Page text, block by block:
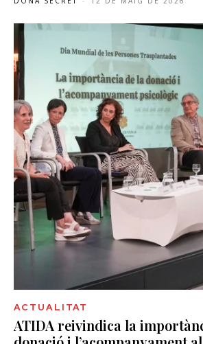
ACTUALITAT
ATIDA reivindica la